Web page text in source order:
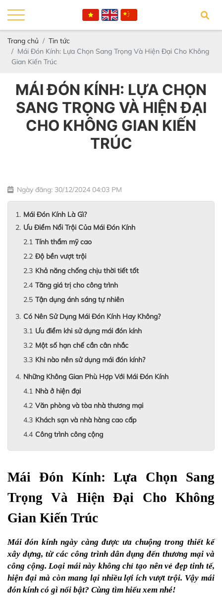
Trang chủ
Tin tức
Mái Đón Kính: Lựa Chọn Sang Trọng Và Hiện Đại Cho Không
Gian Kiến Trúc
MÁI ĐÓN KÍNH: LỰA CHỌN
SANG TRỌNG VÀ HIỆN ĐẠI
CHO KHÔNG GIAN KIẾN
TRÚC
Ngày đăng: 30/12/2024 04:03 PM
Mái Đón Kính Là Gì?
Ưu Điểm Nổi Trội Của Mái Đón Kính
Tính thẩm mỹ cao
Độ bền vượt trội
Khả năng chống chịu thời tiết tốt
Tăng giá trị cho công trình
Tận dụng ánh sáng tự nhiên
Có Nên Sử Dụng Mái Đón Kính Hay Không?
Ưu điểm khi sử dụng mái đón kính
Một số hạn chế cần cân nhắc
Khi nào nên sử dụng mái đón kính?
Những Không Gian Phù Hợp Với Mái Đón Kính
Nhà ở hiện đại
Văn phòng và tòa nhà thương mại
Khách sạn và nhà hàng cao cấp
Công trình công cộng
Mái Đón Kính: Lựa Chọn Sang
Trọng Và Hiện Đại Cho Không
Gian Kiến Trúc
Mái đón kính ngày càng được ưa chuộng trong thiết kế
xây dựng, từ các công trình dân dụng đến thương mại và
công cộng. Loại mái này không chỉ tạo nên vẻ đẹp tinh tế,
hiện đại mà còn mang lại nhiều lợi ích vượt trội. Vậy mái
đón kính có gì nổi bật? Cùng tìm hiểu xem nhé!